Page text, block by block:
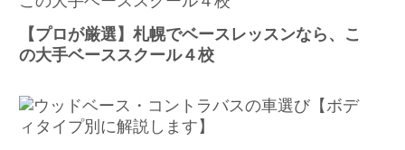
【プロが厳選】札幌でベースレッスンなら、こ
の大手ベーススクール４校